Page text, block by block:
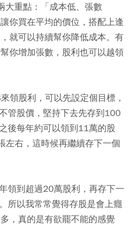
大重點：「成本低、張數
你買在平均的價位，搭配上逢
就可以持續幫你降低成本。有
你增加張數，股利也可以越領
領股利，可以先設定個目標，
管股價，堅持下去先存到100
後每年約可以領到11萬的股
左右，這時候再繼續存下一個
領到超過20萬股利，再存下一
所以我常常覺得存股是會上癮
，真的是有欲罷不能的感覺